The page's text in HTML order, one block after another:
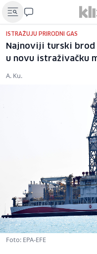
ISTRAŽUJU PRIRODNI GAS
Najnoviji turski brod
u novu istraživačku
A. Ku.
Foto: EPA-EFE